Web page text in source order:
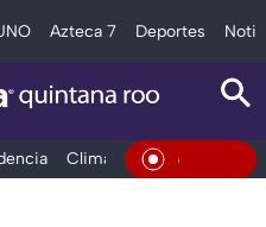
Azteca 7 Deportes
Clima Tráfico En Vivo